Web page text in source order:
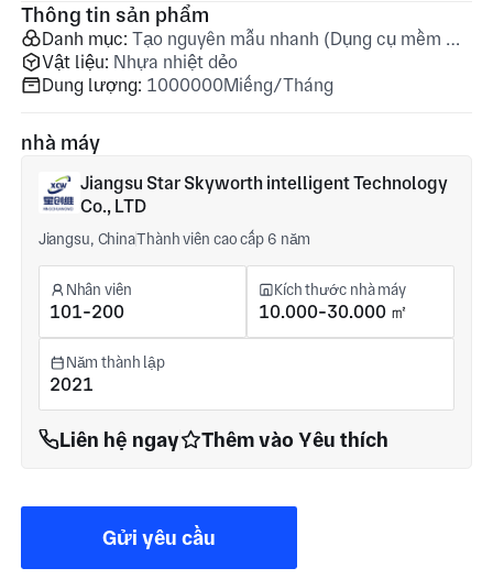
Thông tin sản phẩm
Danh mục: Tạo nguyên mẫu nhanh (Dụng cụ mềm & Đúc khuôn mềm)
Vật liệu: Nhựa nhiệt dẻo
Dung lượng: 1000000Miếng/Tháng
nhà máy
Jiangsu Star Skyworth intelligent Technology
Co., LTD
Jiangsu, ChinaThành viên cao cấp 6 năm
Nhân viên
101-200
Kích thước nhà máy
10.000-30.000 ㎡
Năm thành lập
2021
Liên hệ ngay Thêm vào Yêu thích
Gửi yêu cầu